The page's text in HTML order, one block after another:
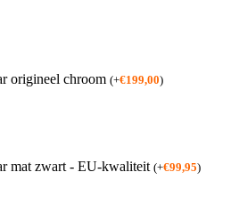
origineel chroom (+€199,00)
mat zwart - EU-kwaliteit (+€99,95)